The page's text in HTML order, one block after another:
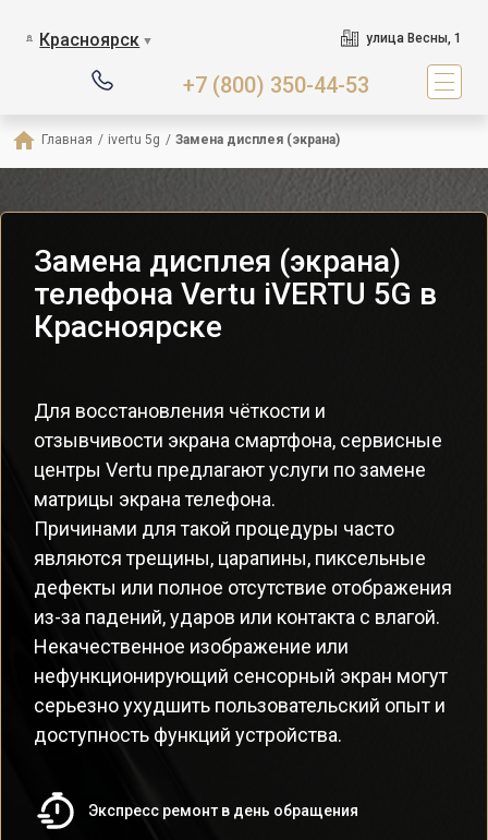
Красноярск ▼ улица Весны, 1
+7 (800) 350-44-53
Главная / ivertu 5g / Замена дисплея (экрана)
Замена дисплея (экрана)
телефона Vertu iVERTU 5G в
Красноярске
Для восстановления чёткости и
отзывчивости экрана смартфона, сервисные
центры Vertu предлагают услуги по замене
матрицы экрана телефона.
Причинами для такой процедуры часто
являются трещины, царапины, пиксельные
дефекты или полное отсутствие отображения
из-за падений, ударов или контакта с влагой.
Некачественное изображение или
нефункционирующий сенсорный экран могут
серьезно ухудшить пользовательский опыт и
доступность функций устройства.
Экспресс ремонт в день обращения